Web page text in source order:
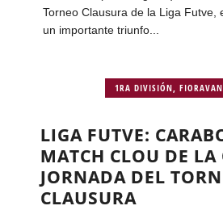
Torneo Clausura de la Liga Futve,
un importante triunfo...
1RA DIVISIÓN ,
LIGA FUTVE:
MATCH CLOU DE LA
JORNADA DEL
CLAUSURA